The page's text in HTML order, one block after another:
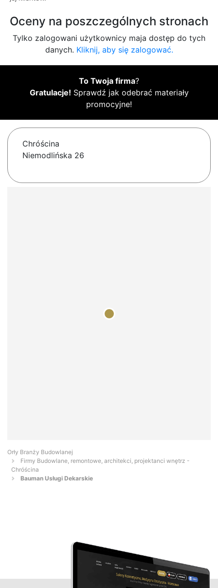
Oceny na poszczególnych stronach
Tylko zalogowani użytkownicy maja dostęp do tych
danych. Kliknij, aby się zalogować.
To Twoja firma?
Gratulacje! Sprawdź jak odebrać materiały
promocyjne!
Chróścina
Niemodlińska 26
Orły Branży Budowlanej
Firmy Budowlane, remontowe, architekci, projektanci wnętrz -
Chróścina
Bauman Usługi Dekarskie